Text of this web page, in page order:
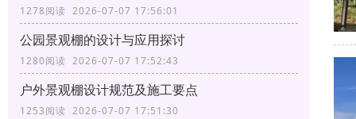
1278阅读 2026-07-07 17:56:01
公园景观棚的设计与应用探讨
1280阅读 2026-07-07 17:52:43
户外景观棚设计规范及施工要点
1253阅读 2026-07-07 17:51:30